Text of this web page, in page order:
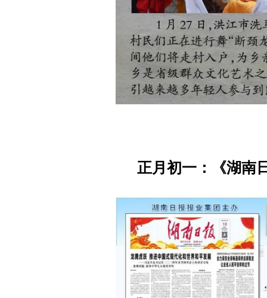
正月初一：《湖南